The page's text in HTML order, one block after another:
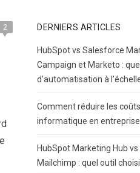
2 DERNIERS ARTICLES
HubSpot vs Salesforce
Campaign et Marketo :
d’automatisation à
Comment réduire les
informatique en entreprise
HubSpot Marketing Hub
Mailchimp : quel outil